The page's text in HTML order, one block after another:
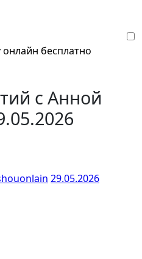
бесплатно
с Анной
29.05.2026